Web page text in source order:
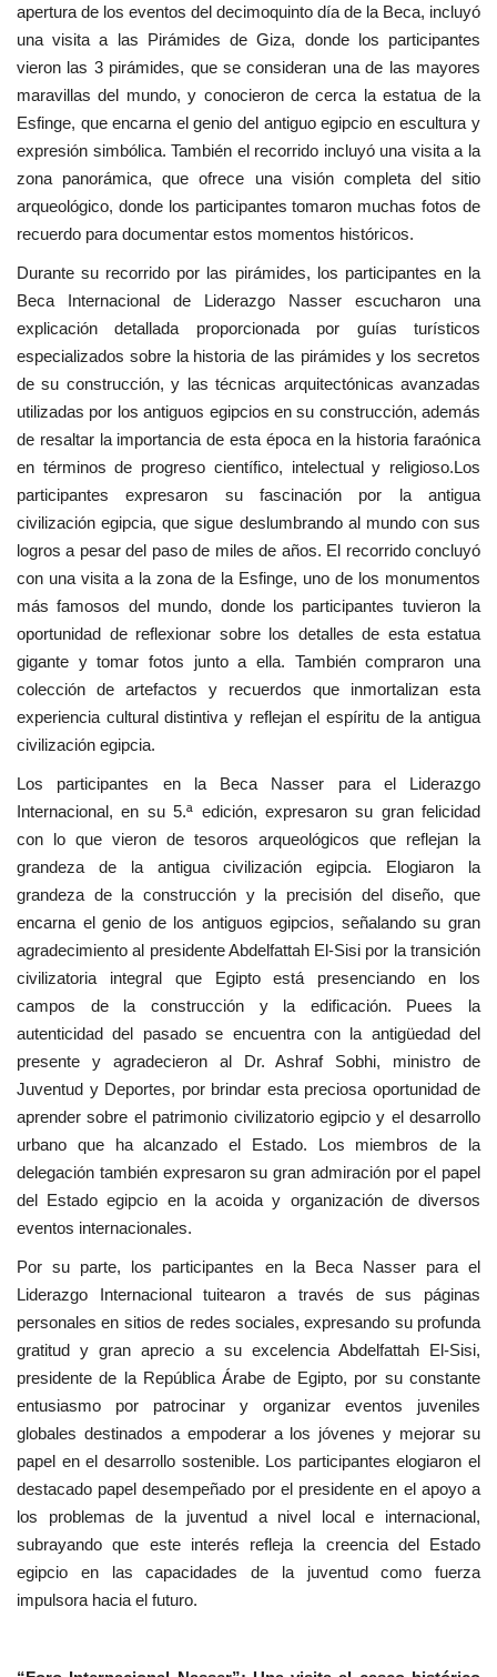
French Arabic
apertura de los eventos del decimoquinto día de la Beca, incluyó
una visita a las Pirámides de Giza, donde los participantes
vieron las 3 pirámides, que se consideran una de las mayores
maravillas del mundo, y conocieron de cerca la estatua de la
Esfinge, que encarna el genio del antiguo egipcio en escultura y
expresión simbólica. También el recorrido incluyó una visita a la
zona panorámica, que ofrece una visión completa del sitio
arqueológico, donde los participantes tomaron muchas fotos de
recuerdo para documentar estos momentos históricos.
Durante su recorrido por las pirámides, los participantes en la
Beca Internacional de Liderazgo Nasser escucharon una
explicación detallada proporcionada por guías turísticos
especializados sobre la historia de las pirámides y los secretos
de su construcción, y las técnicas arquitectónicas avanzadas
utilizadas por los antiguos egipcios en su construcción, además
de resaltar la importancia de esta época en la historia faraónica
en términos de progreso científico, intelectual y religioso.Los
participantes expresaron su fascinación por la antigua
civilización egipcia, que sigue deslumbrando al mundo con sus
logros a pesar del paso de miles de años. El recorrido concluyó
con una visita a la zona de la Esfinge, uno de los monumentos
más famosos del mundo, donde los participantes tuvieron la
oportunidad de reflexionar sobre los detalles de esta estatua
gigante y tomar fotos junto a ella. También compraron una
colección de artefactos y recuerdos que inmortalizan esta
experiencia cultural distintiva y reflejan el espíritu de la antigua
civilización egipcia.
Los participantes en la Beca Nasser para el Liderazgo
Internacional, en su 5.ª edición, expresaron su gran felicidad
con lo que vieron de tesoros arqueológicos que reflejan la
grandeza de la antigua civilización egipcia. Elogiaron la
grandeza de la construcción y la precisión del diseño, que
encarna el genio de los antiguos egipcios, señalando su gran
agradecimiento al presidente Abdelfattah El-Sisi por la transición
civilizatoria integral que Egipto está presenciando en los
campos de la construcción y la edificación. Puees la
autenticidad del pasado se encuentra con la antigüedad del
presente y agradecieron al Dr. Ashraf Sobhi, ministro de
Juventud y Deportes, por brindar esta preciosa oportunidad de
aprender sobre el patrimonio civilizatorio egipcio y el desarrollo
urbano que ha alcanzado el Estado. Los miembros de la
delegación también expresaron su gran admiración por el papel
del Estado egipcio en la acoida y organización de diversos
eventos internacionales.
Por su parte, los participantes en la Beca Nasser para el
Liderazgo Internacional tuitearon a través de sus páginas
personales en sitios de redes sociales, expresando su profunda
gratitud y gran aprecio a su excelencia Abdelfattah El-Sisi,
presidente de la República Árabe de Egipto, por su constante
entusiasmo por patrocinar y organizar eventos juveniles
globales destinados a empoderar a los jóvenes y mejorar su
papel en el desarrollo sostenible. Los participantes elogiaron el
destacado papel desempeñado por el presidente en el apoyo a
los problemas de la juventud a nivel local e internacional,
subrayando que este interés refleja la creencia del Estado
egipcio en las capacidades de la juventud como fuerza
impulsora hacia el futuro.